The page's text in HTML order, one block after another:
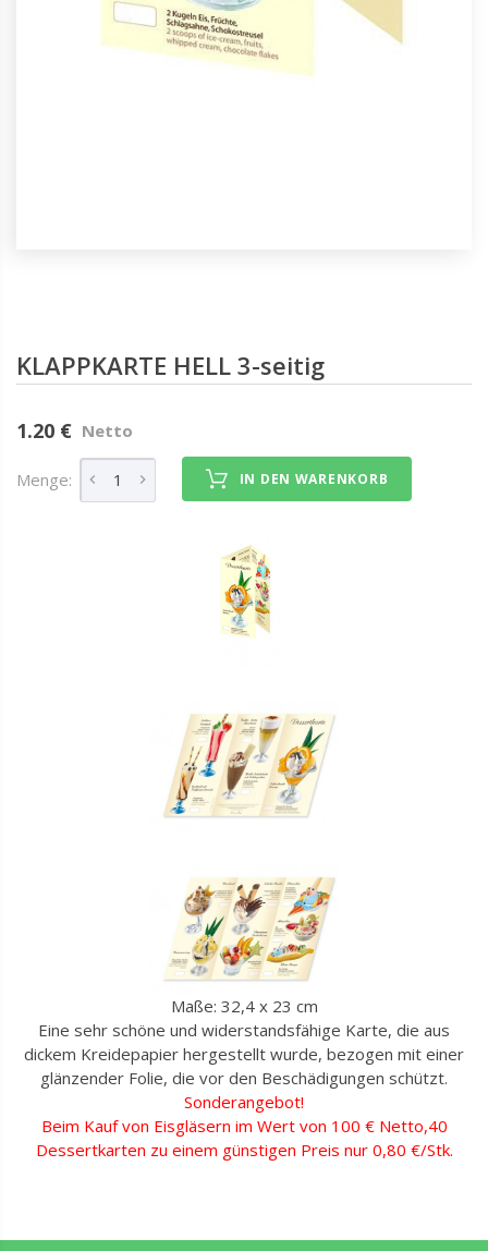
KLAPPKARTE HELL 3-seitig
1.20 € Netto
Menge: IN DEN WARENKORB
Maße: 32,4 x 23 cm
Eine sehr schöne und widerstandsfähige Karte, die aus
dickem Kreidepapier hergestellt wurde, bezogen mit einer
glänzender Folie, die vor den Beschädigungen schützt.
Sonderangebot!
Beim Kauf von Eisgläsern im Wert von 100 € Netto,40
Dessertkarten zu einem günstigen Preis nur 0,80 €/Stk.